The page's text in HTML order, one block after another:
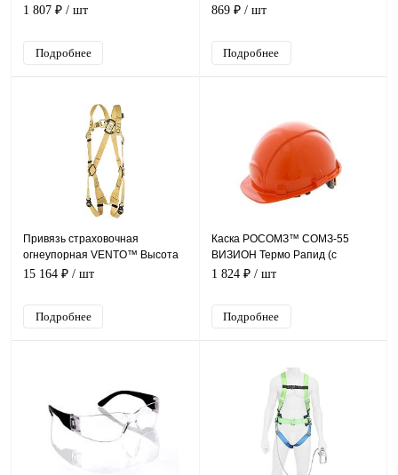
храповиком), красный 79716
1 807 ₽ / шт
Подробнее
869 ₽ / шт
Подробнее
Привязь страховочная
огнеупорная VENTO™ Высота
041К, vst 041K
15 164 ₽ / шт
Подробнее
Каска РОСОМЗ™ СОМЗ-55
ВИЗИОН Термо Рапид (с
храповиком), оранжевый 79714
1 824 ₽ / шт
Подробнее